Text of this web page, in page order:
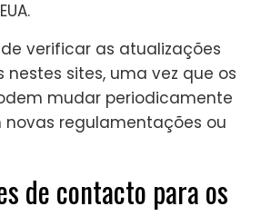
verificar as atualizações
nestes sites, uma vez que os
mudar periodicamente
novas regulamentações ou
de contacto para os